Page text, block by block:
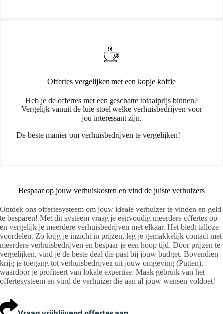
Offertes vergelijken met een kopje koffie
Heb je de offertes met een geschatte totaalprijs binnen?
Vergelijk vanuit de luie stoel welke verhuisbedrijven voor
jou interessant zijn.
De beste manier om verhuisbedrijven te vergelijken!
Bespaar op jouw verhuiskosten en vind de juiste verhuizers
Ontdek ons offertesysteem om jouw ideale verhuizer te vinden en geld
te besparen! Met dit systeem vraag je eenvoudig meerdere offertes op
en vergelijk je meerdere verhuisbedrijven met elkaar. Het biedt talloze
voordelen. Zo krijg je inzicht in prijzen, leg je gemakkelijk contact met
meerdere verhuisbedrijven en bespaar je een hoop tijd. Door prijzen te
vergelijken, vind je de beste deal die past bij jouw budget. Bovendien
krijg je toegang tot verhuisbedrijven uit jouw omgeving (Putten),
waardoor je profiteert van lokale expertise. Maak gebruik van het
offertesysteem en vind de verhuizer die aan al jouw wensen voldoet!